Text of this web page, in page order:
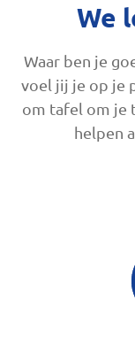
We
Waar ben je
voel jij je op je
om tafel om je
helpen